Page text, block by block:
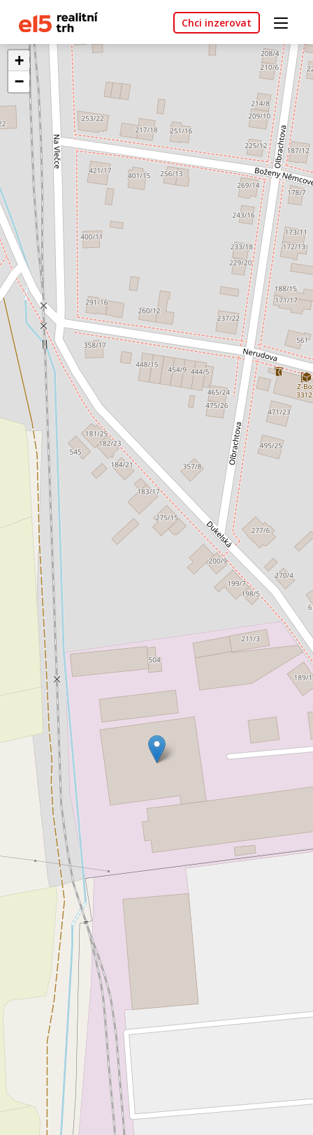
Chci inzerovat
+
−